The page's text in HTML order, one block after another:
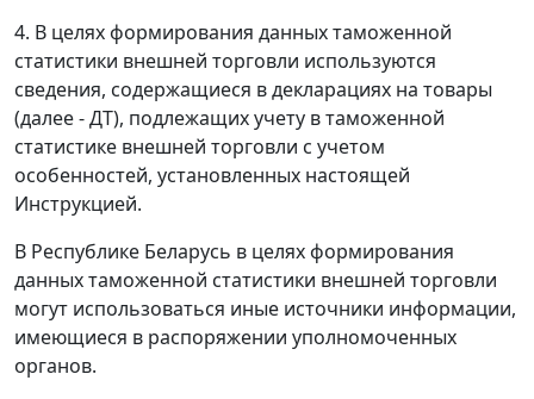
4. В целях формирования данных таможенной
статистики внешней торговли используются
сведения, содержащиеся в декларациях на товары
(далее - ДТ), подлежащих учету в таможенной
статистике внешней торговли с учетом
особенностей, установленных настоящей
Инструкцией.
В Республике Беларусь в целях формирования
данных таможенной статистики внешней торговли
могут использоваться иные источники информации,
имеющиеся в распоряжении уполномоченных
органов.